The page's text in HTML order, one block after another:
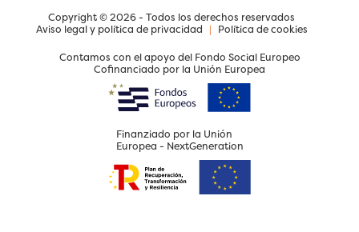
Copyright © 2026 - Todos los derechos reservados
Aviso legal y política de privacidad | Política de cookies
Contamos con el apoyo del Fondo Social Europeo
Cofinanciado por la Unión Europea
Finanziado por la Unión
Europea - NextGeneration